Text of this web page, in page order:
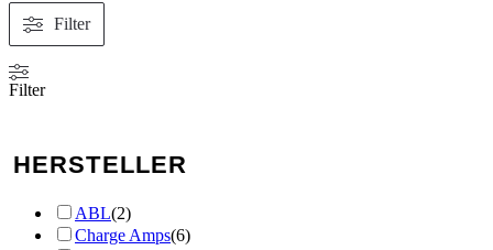
Filter
Filter
HERSTELLER
ABL(2)
Charge Amps(6)